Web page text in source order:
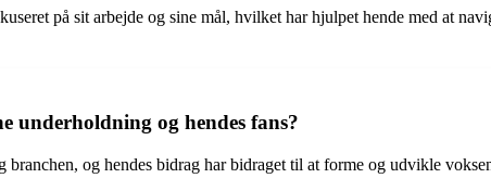
på sit arbejde og sine mål, hvilket har hjulpet hende med at
underholdning og hendes fans?
og hendes bidrag har bidraget til at forme og udvikle